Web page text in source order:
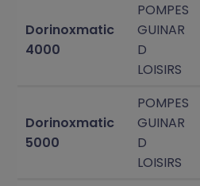
Dorinoxmatic
4000
POMPES
GUINAR
D
LOISIRS
Dorinoxmatic
5000
POMPES
GUINAR
D
LOISIRS